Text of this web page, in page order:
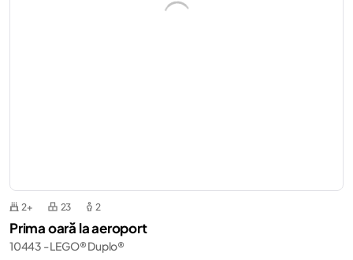
2+ 23 2
Prima oară la aeroport
10443 - LEGO® Duplo®